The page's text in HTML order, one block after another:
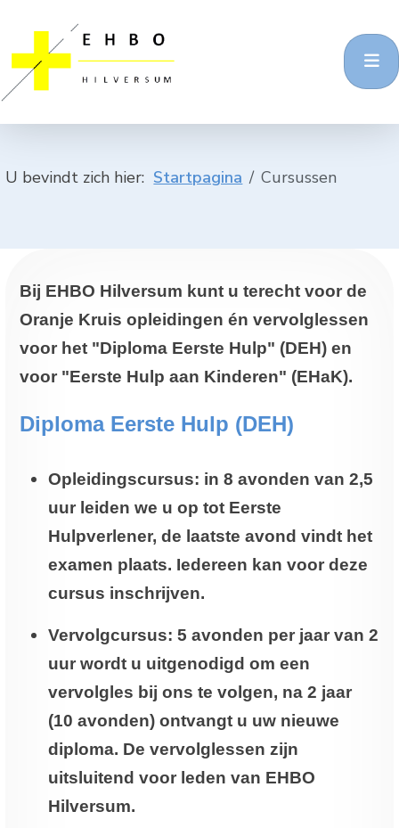
U bevindt zich hier: Startpagina Cursussen
Bij EHBO Hilversum kunt u terecht voor de
Oranje Kruis opleidingen én vervolglessen
voor het "Diploma Eerste Hulp" (DEH) en
voor "Eerste Hulp aan Kinderen" (EHaK).
Diploma Eerste Hulp (DEH)
Opleidingscursus: in 8 avonden van 2,5
uur leiden we u op tot Eerste
Hulpverlener, de laatste avond vindt het
examen plaats. Iedereen kan voor deze
cursus inschrijven.
Vervolgcursus: 5 avonden per jaar van 2
uur wordt u uitgenodigd om een
vervolgles bij ons te volgen, na 2 jaar
(10 avonden) ontvangt u uw nieuwe
diploma. De vervolglessen zijn
uitsluitend voor leden van EHBO
Hilversum.